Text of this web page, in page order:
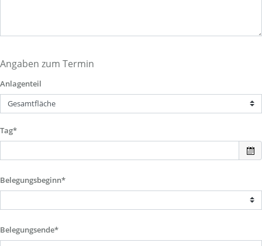
Angaben zum Termin
Anlagenteil
Tag*
Belegungsbeginn*
Belegungsende*